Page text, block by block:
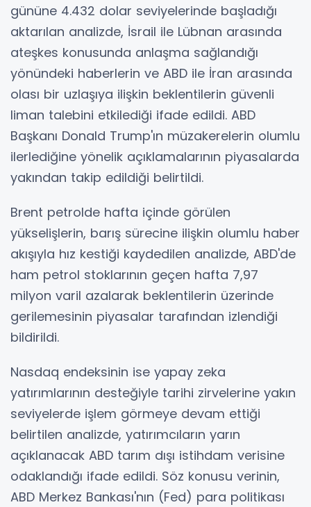
gününe 4.432 dolar seviyelerinde başladığı
aktarılan analizde, İsrail ile Lübnan arasında
ateşkes konusunda anlaşma sağlandığı
yönündeki haberlerin ve ABD ile İran arasında
olası bir uzlaşıya ilişkin beklentilerin güvenli
liman talebini etkilediği ifade edildi. ABD
Başkanı Donald Trump'ın müzakerelerin olumlu
ilerlediğine yönelik açıklamalarının piyasalarda
yakından takip edildiği belirtildi.
Brent petrolde hafta içinde görülen
yükselişlerin, barış sürecine ilişkin olumlu haber
akışıyla hız kestiği kaydedilen analizde, ABD'de
ham petrol stoklarının geçen hafta 7,97
milyon varil azalarak beklentilerin üzerinde
gerilemesinin piyasalar tarafından izlendiği
bildirildi.
Nasdaq endeksinin ise yapay zeka
yatırımlarının desteğiyle tarihi zirvelerine yakın
seviyelerde işlem görmeye devam ettiği
belirtilen analizde, yatırımcıların yarın
açıklanacak ABD tarım dışı istihdam verisine
odaklandığı ifade edildi. Söz konusu verinin,
ABD Merkez Bankası'nın (Fed) para politikası